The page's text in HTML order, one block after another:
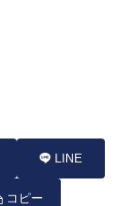
LINE
コピー